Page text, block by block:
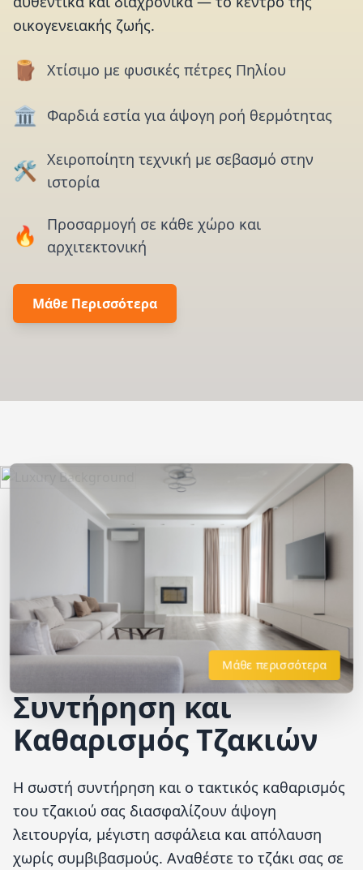
οικογενειακής ζωής.
🪵 Χτίσιμο με φυσικές πέτρες Πηλίου
🏛️ Φαρδιά εστία για άψογη ροή θερμότητας
🛠️ Χειροποίητη τεχνική με σεβασμό στην
ιστορία
🔥
Προσαρμογή σε κάθε χώρο και
αρχιτεκτονική
Μάθε Περισσότερα
Μάθε περισσότερα
Συντήρηση και
Καθαρισμός Τζακιών
Η σωστή συντήρηση και ο τακτικός καθαρισμός
του τζακιού σας διασφαλίζουν άψογη
λειτουργία, μέγιστη ασφάλεια και απόλαυση
χωρίς συμβιβασμούς. Αναθέστε το τζάκι σας σε